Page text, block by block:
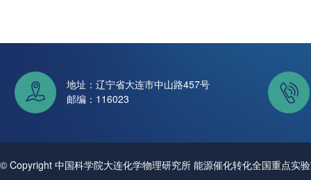
地址：辽宁省大连市中山路457号
邮编：116023
© Copyright 中国科学院大连化学物理研究所 能源催化转化全国重点实